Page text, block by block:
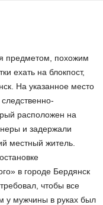
предметом, похожим
ехать на блокпост,
На указанное место
расположен на
и задержали
местный житель.
в городе Бердянск
чтобы все
у мужчины в руках был